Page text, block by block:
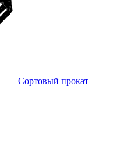
Сортовый прокат